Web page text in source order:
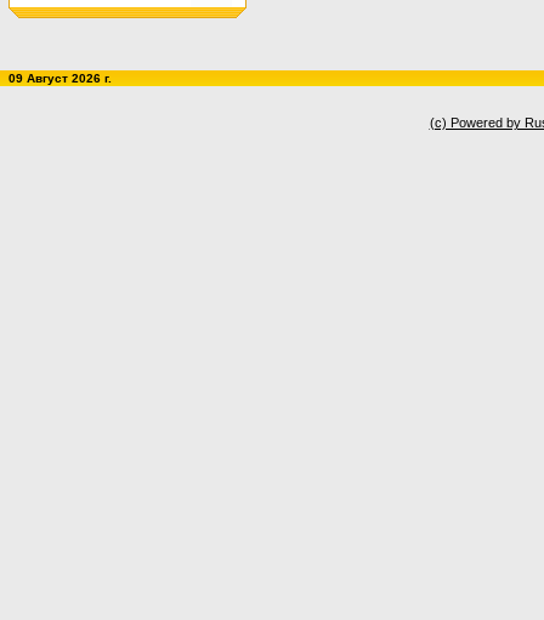
09 Август 2026 г.
(c) Powered by